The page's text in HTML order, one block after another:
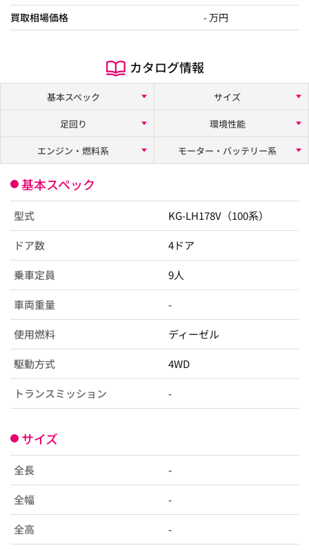
買取相場価格
- 万円
カタログ情報
基本スペック
サイズ
足回り
環境性能
エンジン・燃料系
モーター・バッテリー系
基本スペック
型式 KG-LH178V（100系）
ドア数 4ドア
乗車定員 9人
車両重量 -
使用燃料 ディーゼル
駆動方式 4WD
トランスミッション -
サイズ
全長 -
全幅 -
全高 -